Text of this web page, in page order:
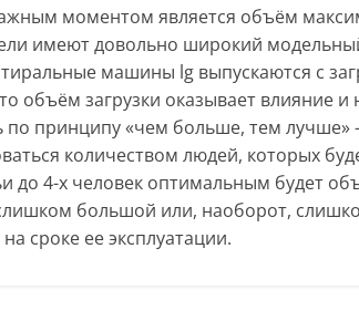
моментом является объём
имеют довольно широкий
машины lg выпускаются с
объём загрузки оказывает влияние
по принципу «чем больше, тем лучше»
количеством людей, которых
до 4-х человек оптимальным будет
большой или, наоборот,
сроке ее эксплуатации.